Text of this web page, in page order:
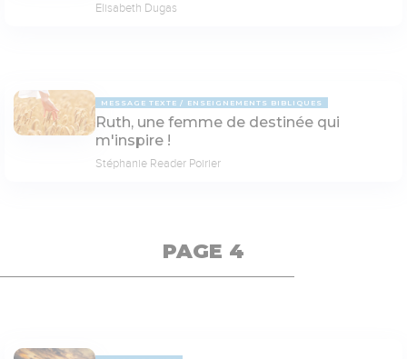
Elisabeth Dugas
MESSAGE TEXTE ENSEIGNEMENTS BIBLIQUES
Ruth, une femme de destinée qui
m'inspire !
Stéphanie Reader Poirier
PAGE 4